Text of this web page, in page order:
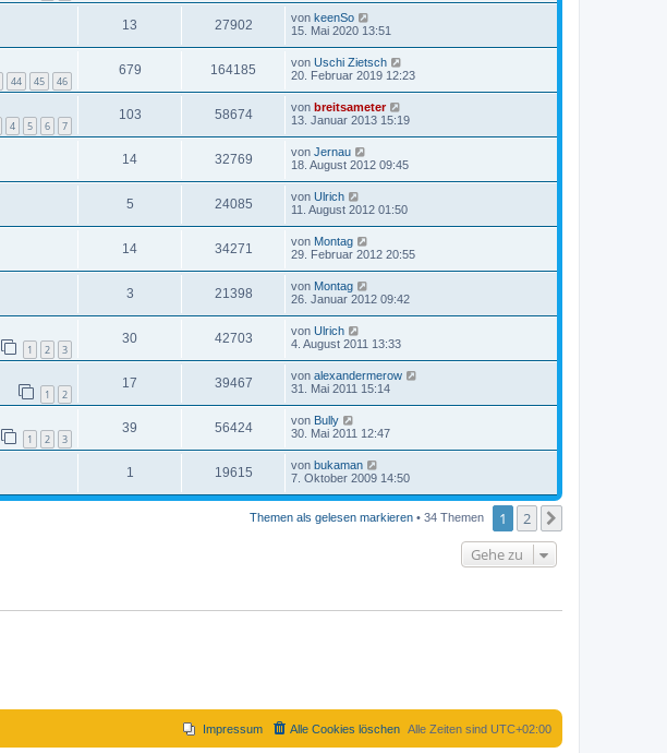
13 27902 von keenSo
15. Mai 2020 13:51
44 45 46
679 164185 von Uschi Zietsch
20. Februar 2019 12:23
4 5 6 7
103 58674 von breitsameter
13. Januar 2013 15:19
14 32769 von Jernau
18. August 2012 09:45
5 24085 von Ulrich
11. August 2012 01:50
14 34271 von Montag
29. Februar 2012 20:55
3 21398 von Montag
26. Januar 2012 09:42
1 2 3
30 42703 von Ulrich
4. August 2011 13:33
1 2
17 39467 von alexandermerow
31. Mai 2011 15:14
1 2 3
39 56424 von Bully
30. Mai 2011 12:47
1 19615 von bukaman
7. Oktober 2009 14:50
Themen als gelesen markieren • 34 Themen 1 2
Gehe zu
Alle Zeiten sind UTC+02:00
Alle Cookies löschen
Impressum